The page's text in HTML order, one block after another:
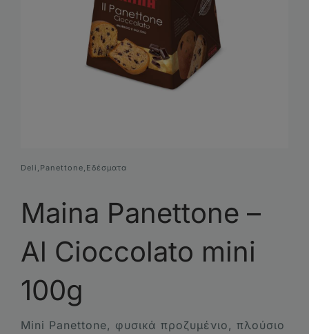
Συνθέσεις Δώρων
Deli , Panettone, Εδέσματα
Maina Panettone –
Al Cioccolato mini
100g
Mini Panettone, φυσικά προζυμένιο, πλούσιο